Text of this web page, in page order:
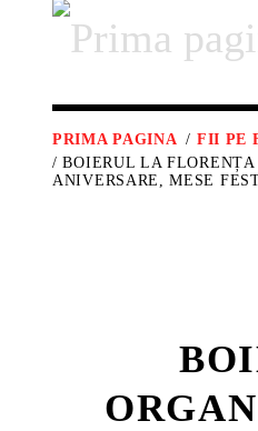
PRIMA PAGINA / FII PE
/ BOIERUL LA
ANIVERSARE, MESE